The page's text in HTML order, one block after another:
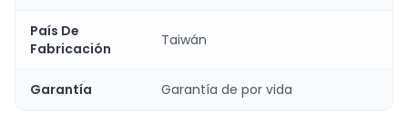
País De
Fabricación
Taiwán
Garantía Garantía de por vida